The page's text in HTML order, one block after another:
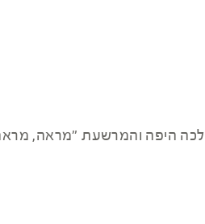
היפה והמרשעת "מראה,